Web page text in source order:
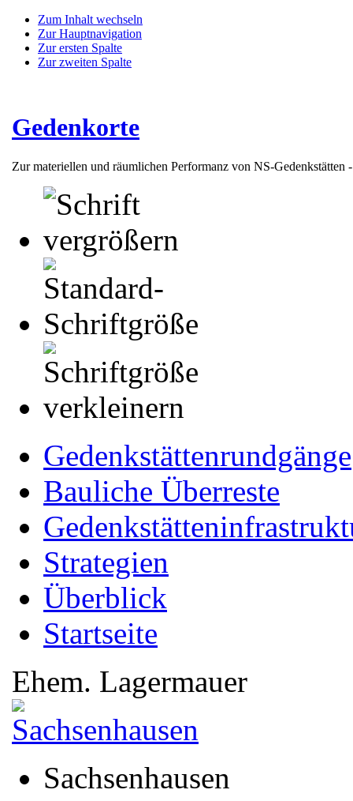
Zum Inhalt wechseln
Zur Hauptnavigation
Zur ersten Spalte
Zur zweiten Spalte
Gedenkorte
Zur materiellen und räumlichen Performanz von NS-Gedenkstätten
Gedenkstättenrundgänge
Bauliche Überreste
Strategien
Überblick
Startseite
Ehem. Lagermauer
Sachsenhausen